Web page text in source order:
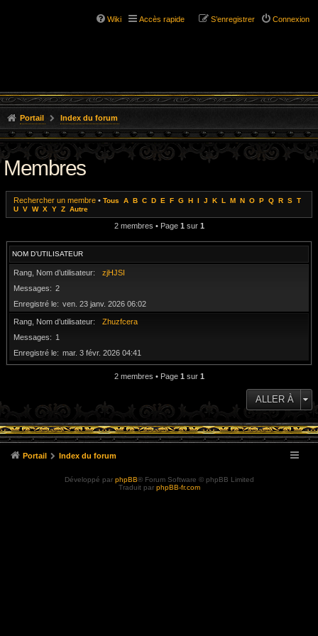
Wiki Accès rapide Connexion
S’enregistrer
Portail Index du forum
Membres
Rechercher un membre • Tous A B C D E F G H I J K L M N O P Q R S T
U V W X Y Z Autre
2 membres • Page 1 sur 1
NOM D’UTILISATEUR
Rang, Nom d’utilisateur
zjHJSI
Messages
2
Enregistré le
ven. 23 janv. 2026 06:02
Rang, Nom d’utilisateur
Zhuzfcera
Messages
1
Enregistré le
mar. 3 févr. 2026 04:41
2 membres • Page 1 sur 1
ALLER À
Portail Index du forum
Développé par phpBB® Forum Software © phpBB Limited
Traduit par phpBB-fr.com